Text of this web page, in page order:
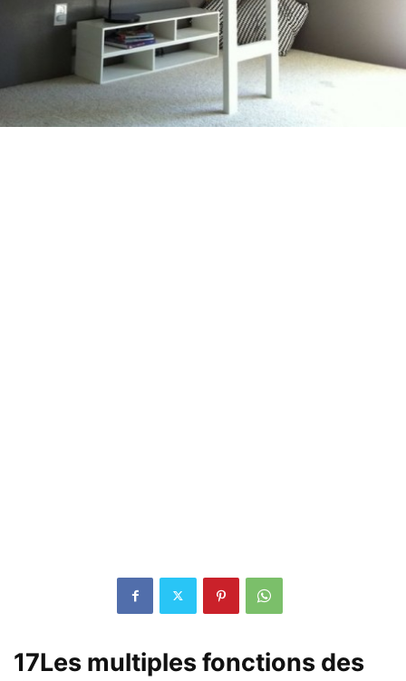
17Les multiples fonctions des